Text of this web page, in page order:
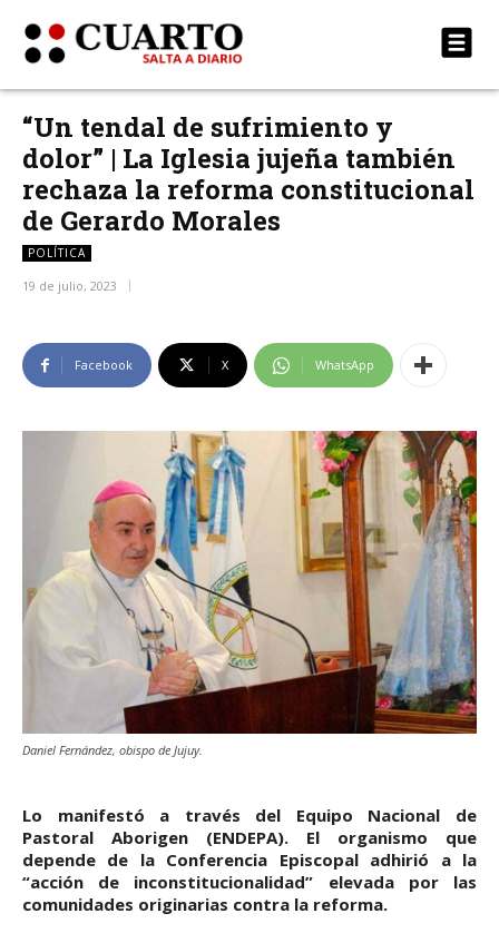
“Un tendal de sufrimiento y
dolor” | La Iglesia jujeña también
rechaza la reforma constitucional
de Gerardo Morales
POLÍTICA
19 de julio, 2023
Facebook X WhatsApp
Daniel Fernández, obispo de Jujuy.
Lo manifestó a través del Equipo Nacional de
Pastoral Aborigen (ENDEPA). El organismo que
depende de la Conferencia Episcopal adhirió a la
“acción de inconstitucionalidad” elevada por las
comunidades originarias contra la reforma.